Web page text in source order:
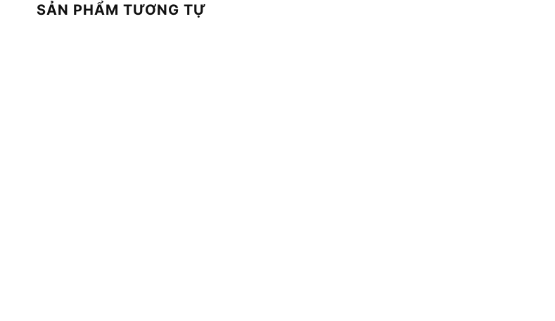
SẢN PHẨM TƯƠNG TỰ